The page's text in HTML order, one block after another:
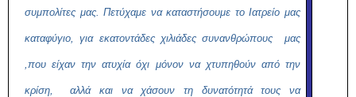
συμπολίτες μας.Πετύχαμε να καταστήσουμε το Ιατρείο μας
καταφύγιο, για εκατοντάδες χιλιάδες συνανθρώπους μας
,που είχαν την ατυχία όχι μόνον να χτυπηθούν από την
κρίση, αλλά και να χάσουν τη δυνατότητά τους να